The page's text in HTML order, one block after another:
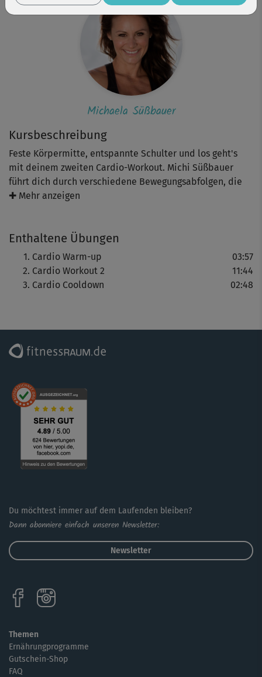
Kursbeschreibung
Feste Körpermitte, entspannte Schulter und los geht's
mit deinem zweiten Cardio-Workout. Michi Süßbauer
führt dich durch verschiedene Bewegungsabfolgen, die
dir helfen, deine Grundausdauer auszubauen, deine
verschiedene Übungsvarianten die Chance, in deinem
Level zu trainieren.
✚ Mehr anzeigen
Enthaltene Übungen
Cardio Warm-up
03:57
Cardio Workout 2
11:44
Cardio Cooldown
02:48
Michaela Süßbauer
Du möchtest immer auf dem Laufenden bleiben?
Dann abonniere einfach unseren Newsletter:
Newsletter
Themen
Ernährungprogramme
Gutschein-Shop
FAQ